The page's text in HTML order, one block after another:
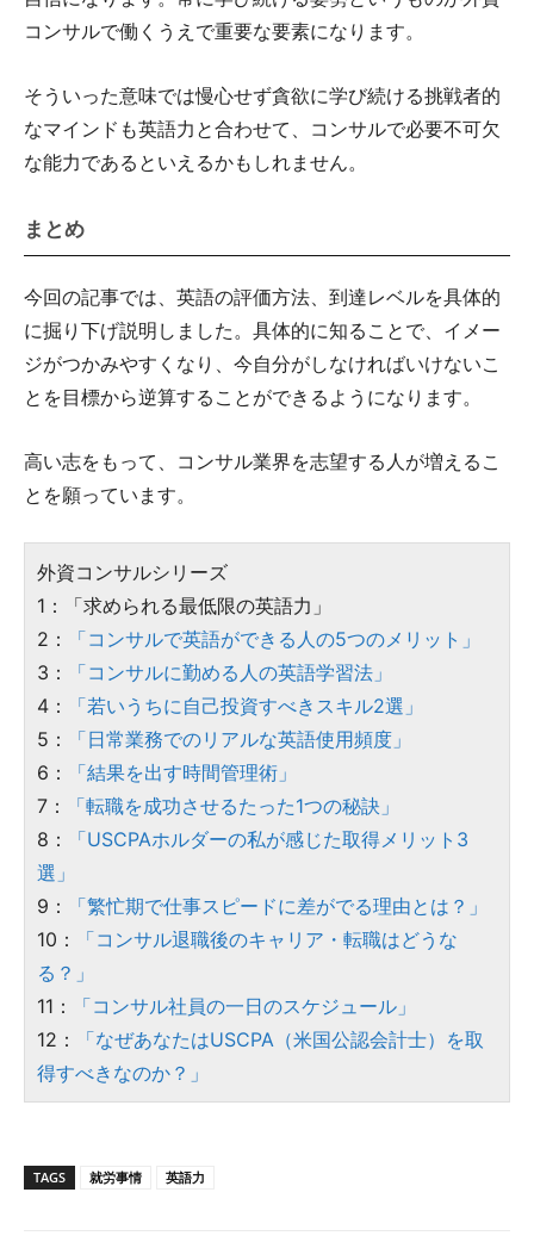
コンサルで働くうえで重要な要素になります。
そういった意味では慢心せず貪欲に学び続ける挑戦者的
なマインドも英語力と合わせて、コンサルで必要不可欠
な能力であるといえるかもしれません。
まとめ
今回の記事では、英語の評価方法、到達レベルを具体的
に掘り下げ説明しました。具体的に知ることで、イメー
ジがつかみやすくなり、今自分がしなければいけないこ
とを目標から逆算することができるようになります。
高い志をもって、コンサル業界を志望する人が増えるこ
とを願っています。
外資コンサルシリーズ
1：「求められる最低限の英語力」
2：
「コンサルで英語ができる人の5つのメリット」
3：
「コンサルに勤める人の英語学習法」
4：
「若いうちに自己投資すべきスキル2選」
5：
「日常業務でのリアルな英語使用頻度」
6：
「結果を出す時間管理術」
7：
「転職を成功させるたった1つの秘訣」
8：
「USCPAホルダーの私が感じた取得メリット3
選」
9：
「繁忙期で仕事スピードに差がでる理由とは？」
10：
「コンサル退職後のキャリア・転職はどうな
る？」
11：
「コンサル社員の一日のスケジュール」
12：
「なぜあなたはUSCPA（米国公認会計士）を取
得すべきなのか？」
TAGS 就労事情 英語力